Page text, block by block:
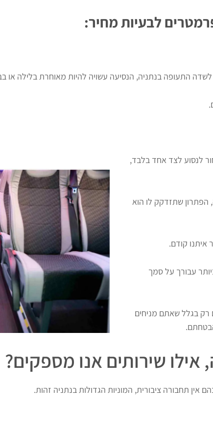
לבעיות מחיר:
התעופה בנתניה, הנסיעה עשויה להיות מאוחרת בלילה או
לנסוע לצד אחד בלבד,
שתזדקק לו הוא
קודם.
עבורך על סמך
רק בגלל שאתם מניחים
אילו שירותים אנו מספקים?
אין תחבורה ציבורית, המוניות הגדולות בנתניה זהות.